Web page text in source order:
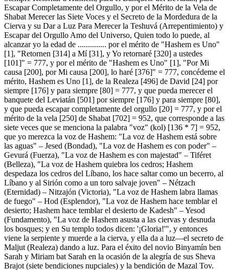
Escapar Completamente del Orgullo, y por el Mérito de la Vela de
Shabat Merecer las Siete Voces y el Secreto de la Mordedura de la
Cierva y su Dar a Luz Para Merecer la Teshuvá (Arrepentimiento) y
Escapar del Orgullo Amo del Universo, Quien todo lo puede, al
alcanzar yo la edad de .............. por el mérito de "Hashem es Uno"
[1], "Retornen [314] a Mí [31], y Yo retornaré [320] a ustedes
[101]" = 777, y por el mérito de "Hashem es Uno" [1], "Por Mi
causa [200], por Mi causa [200], lo haré [376]" = 777, concédeme el
mérito, Hashem es Uno [1], de la Realeza [496] de David [24] por
siempre [176] y para siempre [80] = 777, y que pueda merecer el
banquete del Leviatán [501] por siempre [176] y para siempre [80],
y que pueda escapar completamente del orgullo [20] = 777, y por el
mérito de la vela [250] de Shabat [702] = 952, que corresponde a las
siete veces que se menciona la palabra "voz" (kol) [136 * 7] = 952,
que yo merezca la voz de Hashem: "La voz de Hashem está sobre
las aguas" – Jesed (Bondad), "La voz de Hashem es con poder" –
Gevurá (Fuerza), "La voz de Hashem es con majestad" – Tiféret
(Belleza), "La voz de Hashem quiebra los cedros; Hashem
despedaza los cedros del Líbano, los hace saltar como un becerro, al
Líbano y al Sirión como a un toro salvaje joven" – Nétzach
(Eternidad) – Nitzajón (Victoria), "La voz de Hashem labra llamas
de fuego" – Hod (Esplendor), "La voz de Hashem hace temblar el
desierto; Hashem hace temblar el desierto de Kadesh" – Yesod
(Fundamento), "La voz de Hashem asusta a las ciervas y desnuda
los bosques; y en Su templo todos dicen: '¡Gloria!'", y entonces
viene la serpiente y muerde a la cierva, y ella da a luz—el secreto de
Maljut (Realeza) dando a luz. Para el éxito del novio Binyamín ben
Sarah y Miriam bat Sarah en la ocasión de la alegría de sus Sheva
Brajot (siete bendiciones nupciales) y la bendición de Mazal Tov.